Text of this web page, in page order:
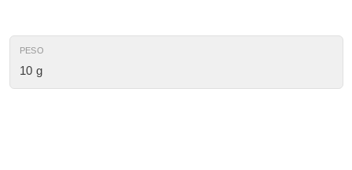
PESO
10 g